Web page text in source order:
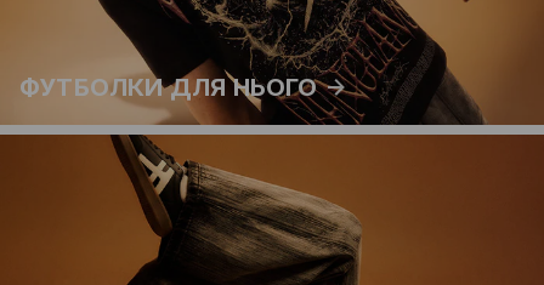
ФУТБОЛКИ ДЛЯ НЬОГО